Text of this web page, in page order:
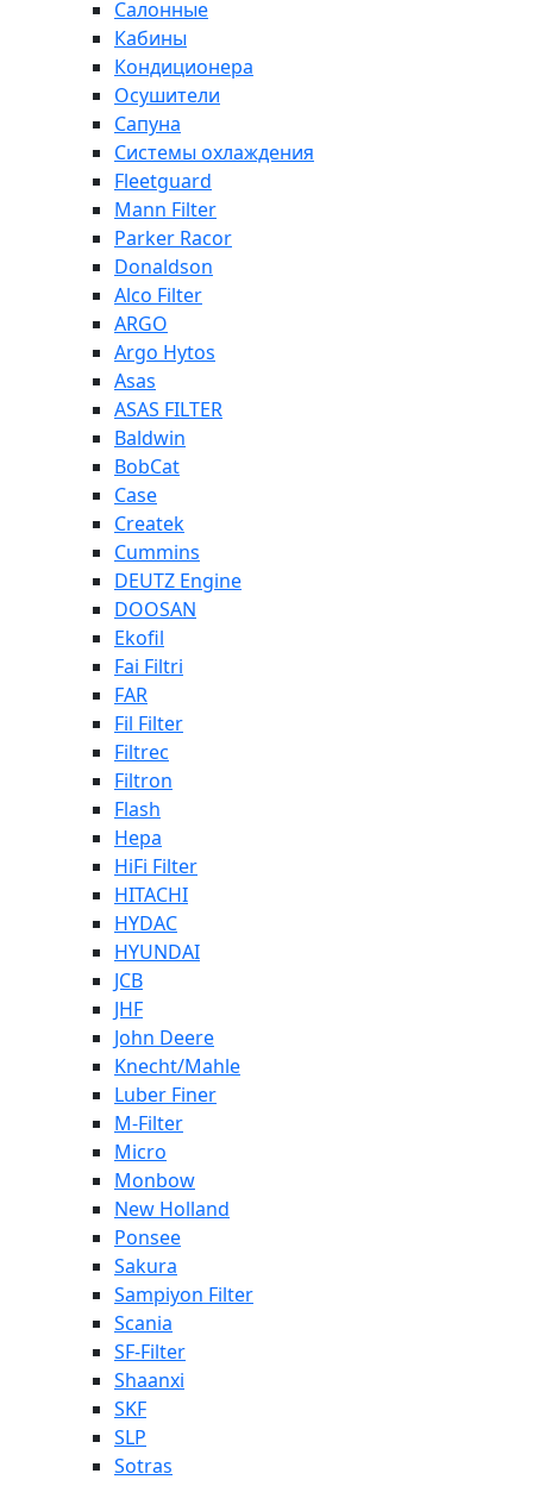
Салонные
Кабины
Кондиционера
Осушители
Сапуна
Системы охлаждения
Fleetguard
Mann Filter
Parker Racor
Donaldson
Alco Filter
ARGO
Argo Hytos
Asas
ASAS FILTER
Baldwin
BobCat
Case
Createk
Cummins
DEUTZ Engine
DOOSAN
Ekofil
Fai Filtri
FAR
Fil Filter
Filtrec
Filtron
Flash
Hepa
HiFi Filter
HITACHI
HYDAC
HYUNDAI
JCB
JHF
John Deere
Knecht/Mahle
Luber Finer
M-Filter
Micro
Monbow
New Holland
Ponsee
Sakura
Sampiyon Filter
Scania
SF-Filter
Shaanxi
SKF
SLP
Sotras